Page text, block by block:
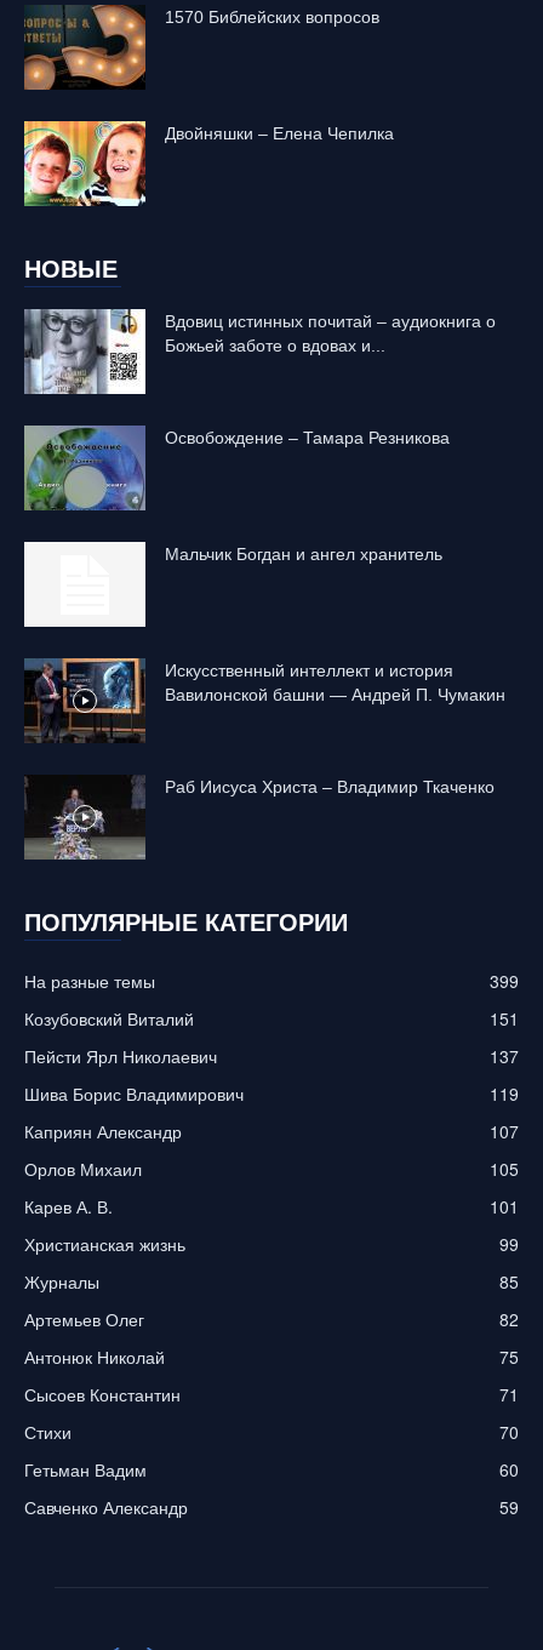
1570 Библейских вопросов
Двойняшки – Елена Чепилка
НОВЫЕ
Вдовиц истинных почитай – аудиокнига о
Божьей заботе о вдовах и...
Освобождение – Тамара Резникова
Mальчик Богдан и ангел хранитель
Искусственный интеллект и история
Вавилонской башни — Андрей П. Чумакин
Раб Иисуса Христа – Владимир Ткаченко
ПОПУЛЯРНЫЕ КАТЕГОРИИ
На разные темы
399
Козубовский Виталий
151
Пейсти Ярл Николаевич
137
Шива Борис Владимирович
119
Каприян Александр
107
Орлов Михаил
105
Карев А. В.
101
Христианская жизнь
99
Журналы
85
Артемьев Олег
82
Антонюк Николай
75
Сысоев Константин
71
Стихи
70
Гетьман Вадим
60
Савченко Александр
59